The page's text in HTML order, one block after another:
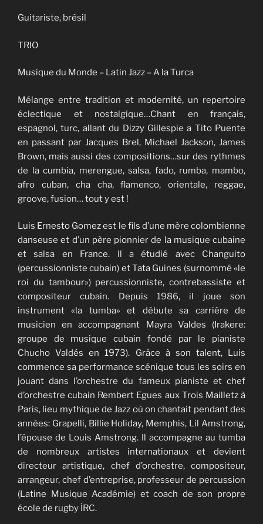
Guitariste, brésil
TRIO
Musique du Monde – Latin Jazz – A la Turca
Mélange entre tradition et modernité, un repertoire
éclectique et nostalgique…Chant en français,
espagnol, turc, allant du Dizzy Gillespie a Tito Puente
en passant par Jacques Brel, Michael Jackson, James
Brown, mais aussi des compositions…sur des rythmes
de la cumbia, merengue, salsa, fado, rumba, mambo,
afro cuban, cha cha, flamenco, orientale, reggae,
groove, fusion… tout y est !
Luis Ernesto Gomez est le fils d’une mère colombienne
danseuse et d’un père pionnier de la musique cubaine
et salsa en France. Il a étudié avec Changuito
(percussionniste cubain) et Tata Guines (surnommé «le
roi du tambour») percussionniste, contrebassiste et
compositeur cubain. Depuis 1986, il joue son
instrument «la tumba» et débute sa carrière de
musicien en accompagnant Mayra Valdes (Irakere:
groupe de musique cubain fondé par le pianiste
Chucho Valdés en 1973). Grâce à son talent, Luis
commence sa performance scénique tous les soirs en
jouant dans l’orchestre du fameux pianiste et chef
d’orchestre cubain Rembert Egues aux Trois Mailletz à
Paris, lieu mythique de Jazz où on chantait pendant des
années: Grapelli, Billie Holiday, Memphis, Lil Amstrong,
l’épouse de Louis Amstrong. Il accompagne au tumba
de nombreux artistes internationaux et devient
directeur artistique, chef d’orchestre, compositeur,
arrangeur, chef d’entreprise, professeur de percussion
(Latine Musique Académie) et coach de son propre
école de rugby İRC.